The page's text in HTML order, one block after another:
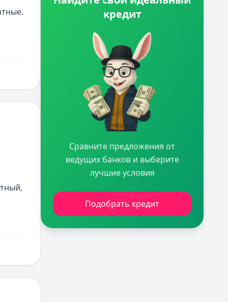
кредит
Сравните предложения от
ведущих банков и выберите
лучшие условия
Подобрать кредит